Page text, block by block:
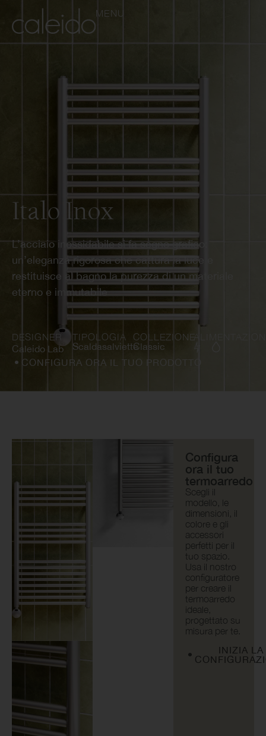
MENU
Italo Inox
L’acciaio inossidabile si fa segno grafico:
un’eleganza rigorosa che cattura la luce e
restituisce al bagno la purezza di un materiale
eterno e immutabile
CONFIGURA ORA IL TUO PRODOTTO
DESIGNER
Caleido Lab
TIPOLOGIA
Scaldasalviette
COLLEZIONE
Classic
Configura
ora il tuo
termoarredo
Scegli il
modello, le
dimensioni, il
colore e gli
accessori
perfetti per il
tuo spazio.
Usa il nostro
configuratore
per creare il
termoarredo
ideale,
progettato su
misura per te.
INIZIA LA